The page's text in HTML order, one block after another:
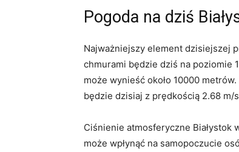
Pogoda na dziś
Najważniejszy element dzisiejszej
chmurami będzie dziś na poziomie
może wynieść około 10000
będzie dzisiaj z prędkością 2.68 m/
Ciśnienie atmosferyczne Białystok
może wpłynąć na samopoczucie